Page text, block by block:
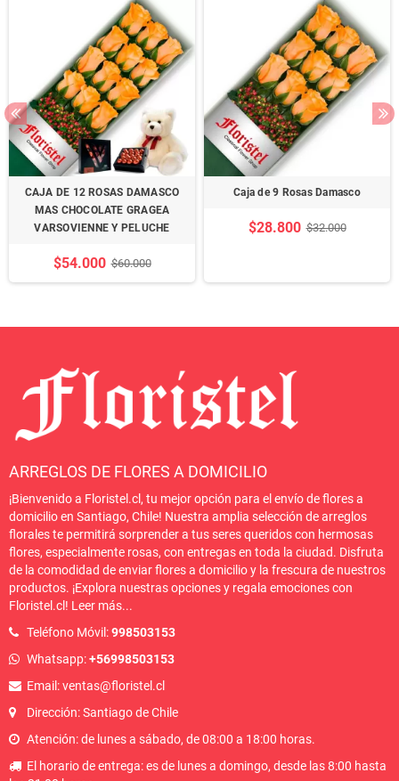
CAJA DE 12 ROSAS DAMASCO
MAS CHOCOLATE GRAGEA
VARSOVIENNE Y PELUCHE
$54.000 $60.000
Caja de 9 Rosas Damasco
$28.800 $32.000
ARREGLOS DE FLORES A DOMICILIO
¡Bienvenido a Floristel.cl, tu mejor opción para el envío de flores a
domicilio en Santiago, Chile! Nuestra amplia selección de arreglos
florales te permitirá sorprender a tus seres queridos con hermosas
flores, especialmente rosas, con entregas en toda la ciudad. Disfruta
de la comodidad de enviar flores a domicilio y la frescura de nuestros
productos. ¡Explora nuestras opciones y regala emociones con
Floristel.cl! Leer más...
Teléfono Móvil:998503153
Whatsapp:+56998503153
Email: ventas@floristel.cl
Dirección: Santiago de Chile
Atención: de lunes a sábado, de 08:00 a 18:00 horas.
El horario de entrega: es de lunes a domingo, desde las 8:00 hasta